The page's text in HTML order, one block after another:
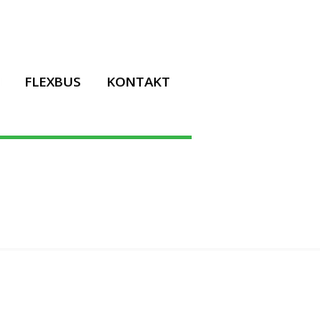
FLEXBUS KONTAKT